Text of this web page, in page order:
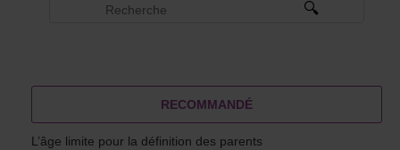
RECOMMANDÉ
L’âge limite pour la définition des parents